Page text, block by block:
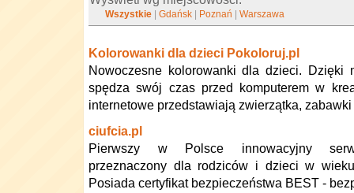
Wszystkie |Gdańsk Poznań |Warszawa
Kolorowanki dla dzieci Pokoloruj.pl
Nowoczesne kolorowanki dla dzieci. Dzięki
spędza swój czas przed komputerem w
internetowe przedstawiają zwierzątka,
ciufcia.pl
Pierwszy w Polsce innowacyjny
przeznaczony dla rodziców i dzieci w
Posiada certyfikat bezpieczeństwa BEST -